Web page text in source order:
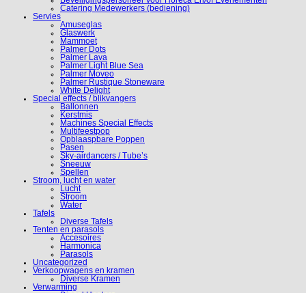
Catering Medewerkers (bediening)
Servies
Amuseglas
Glaswerk
Mammoet
Palmer Dots
Palmer Lava
Palmer Light Blue Sea
Palmer Moveo
Palmer Rustique Stoneware
White Delight
Special effects / blikvangers
Ballonnen
Kerstmis
Machines Special Effects
Multifeestpop
Opblaaspbare Poppen
Pasen
Sky-airdancers / Tube’s
Sneeuw
Spellen
Stroom, lucht en water
Lucht
Stroom
Water
Tafels
Diverse Tafels
Tenten en parasols
Accesoires
Harmonica
Parasols
Uncategorized
Verkoopwagens en kramen
Diverse Kramen
Verwarming